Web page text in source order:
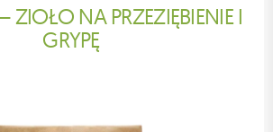
ZIOŁO NA PRZEZIĘBIENIE I
GRYPĘ